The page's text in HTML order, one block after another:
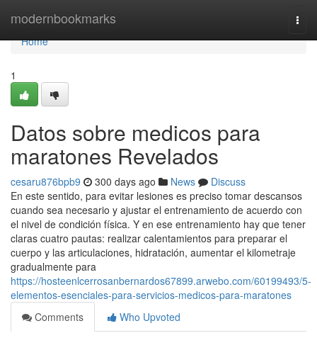
modernbookmarks
Home
Home
1
Datos sobre medicos para
maratones Revelados
cesaru876bpb9 300 days ago News
Discuss
En este sentido, para evitar lesiones es preciso tomar descansos
cuando sea necesario y ajustar el entrenamiento de acuerdo con
el nivel de condición física. Y en ese entrenamiento hay que tener
claras cuatro pautas: realizar calentamientos para preparar el
cuerpo y las articulaciones, hidratación, aumentar el kilometraje
gradualmente para
https://hosteenlcerrosanbernardos67899.arwebo.com/60199493/5-
elementos-esenciales-para-servicios-medicos-para-maratones
Comments
Who Upvoted